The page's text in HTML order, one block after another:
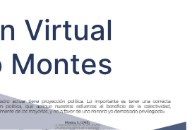
Virtual
Montes